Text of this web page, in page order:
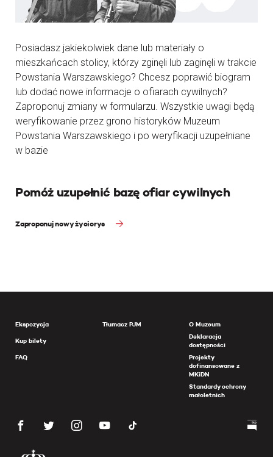
Posiadasz jakiekolwiek dane lub materiały o
mieszkańcach stolicy, którzy zginęli lub zaginęli w trakcie
Powstania Warszawskiego? Chcesz poprawić biogram
lub dodać nowe informacje o ofiarach cywilnych?
Zaproponuj zmiany w formularzu. Wszystkie uwagi będą
weryfikowanie przez grono historyków Muzeum
Powstania Warszawskiego i po weryfikacji uzupełniane
w bazie
Pomóż uzupełnić bazę ofiar cywilnych
Zaproponuj nowy życiorys
Ekspozycja
Kup bilety
FAQ
Tłumacz PJM
O Muzeum
Deklaracja
dostępności
Projekty
dofinansowane z
MKiDN
Standardy ochrony
małoletnich